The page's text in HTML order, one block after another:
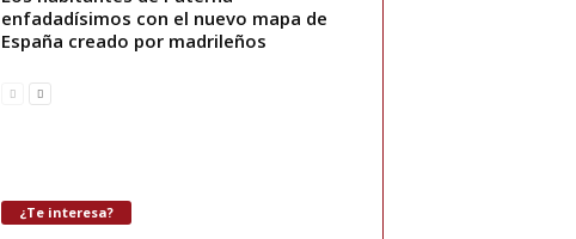
enfadadísimos con el nuevo mapa de
España creado por madrileños
¿Te interesa?